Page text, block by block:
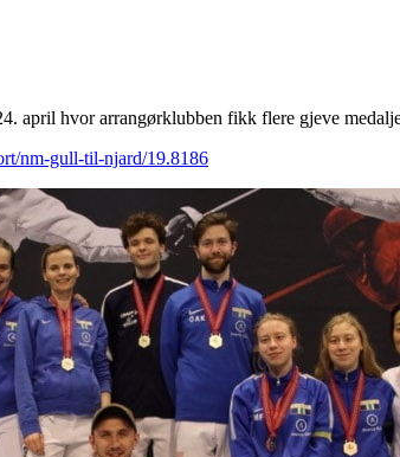
april hvor arrangørklubben fikk flere gjeve
nm-gull-til-njard/19.8186